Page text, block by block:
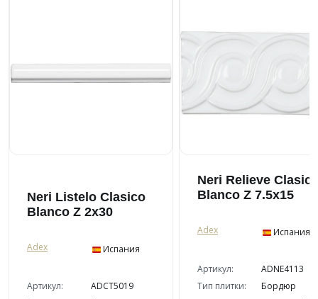
Neri Listelo Clasico
Blanco Z 2x30
Adex Испания
Артикул:
ADCT5019
Neri Relieve
Blanco Z 7.5x15
Adex Испания
Артикул:
ADNE4113
Тип плитки:
Бордюр